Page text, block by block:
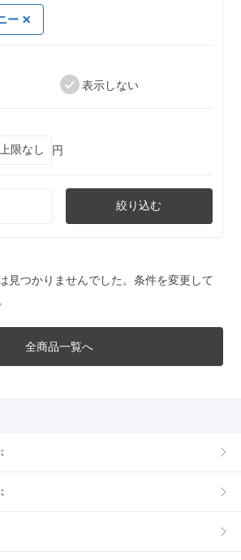
ー
表示しない
円
絞り込む
見つかりませんでした。条件を変更して
全商品一覧へ